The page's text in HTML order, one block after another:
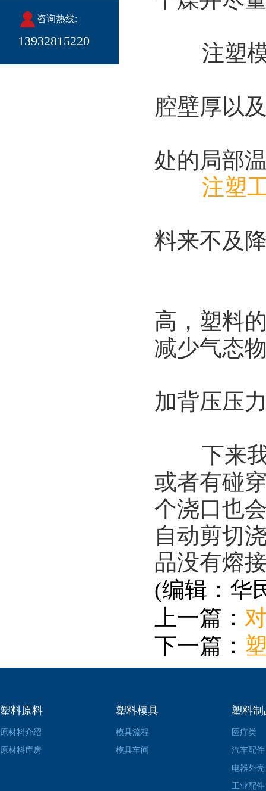
咨询热线:
13932815220
注塑模
腔壁厚以
处的局部
注塑
料来不及
高，塑料
减少气态
加背压压
下来我
或者有碰
个浇口也
自动剪切
品没有熔
(编辑：华
上一篇：
下一篇：
塑料原料
原材料介绍
原材料库房
塑料模具
模具流程
模具车间
塑料制
医疗类
汽车配件
电器外壳
工业配件